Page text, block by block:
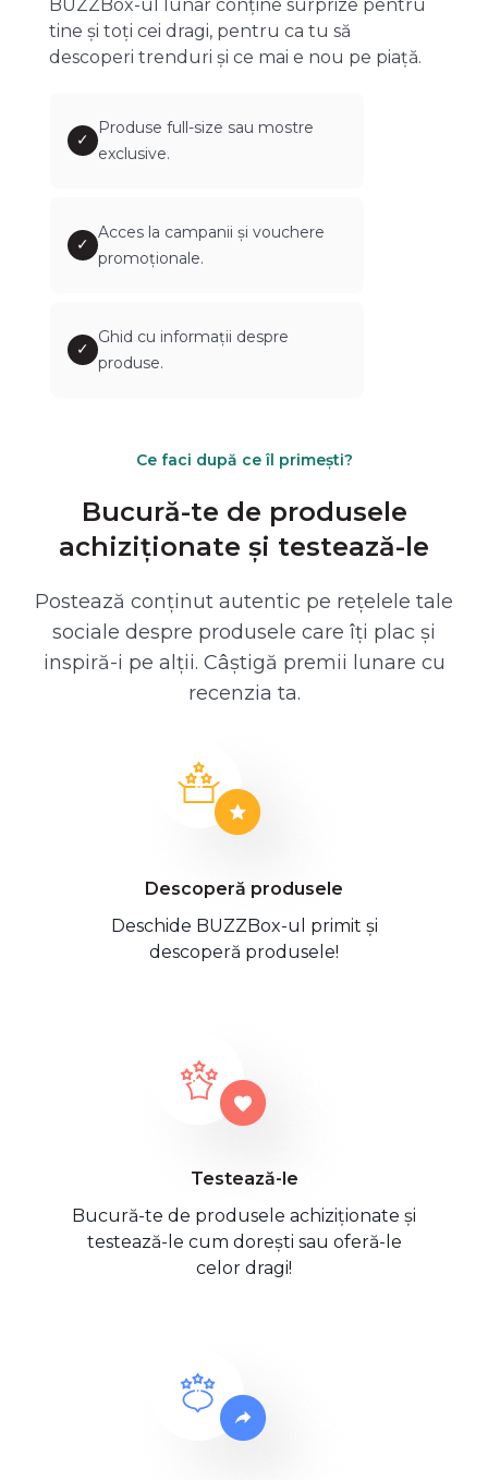
BUZZBox-ul lunar conține surprize pentru
tine și toți cei dragi, pentru ca tu să
descoperi trenduri și ce mai e nou pe piață.
✓
Produse full-size sau mostre
exclusive.
✓
Acces la campanii și vouchere
promoționale.
✓
Ghid cu informații despre
produse.
Ce faci după ce îl primești?
Bucură-te de produsele
achiziționate și testează-le
Postează conținut autentic pe rețelele tale
sociale despre produsele care îți plac și
inspiră-i pe alții. Câștigă premii lunare cu
recenzia ta.
Descoperă produsele
Deschide BUZZBox-ul primit și
descoperă produsele!
Testează-le
Bucură-te de produsele achiziționate și
testează-le cum dorești sau oferă-le
celor dragi!